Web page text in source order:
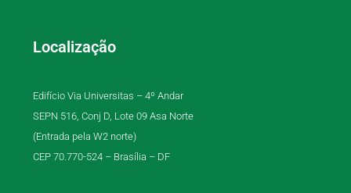
Localização
Edifício Via Universitas – 4º Andar
SEPN 516, Conj D, Lote 09 Asa Norte
(Entrada pela W2 norte)
CEP 70.770-524 – Brasília – DF